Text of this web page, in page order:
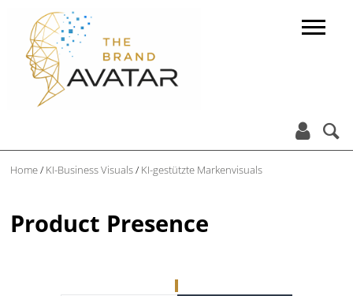
 
Home/ KI-Business Visuals/ KI-gestützte Markenvisuals
Product Presence